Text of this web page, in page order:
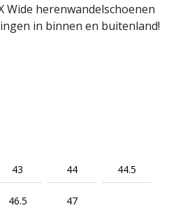
Wide herenwandelschoenen
in binnen en buitenland!
43 44 44.5
46.5 47